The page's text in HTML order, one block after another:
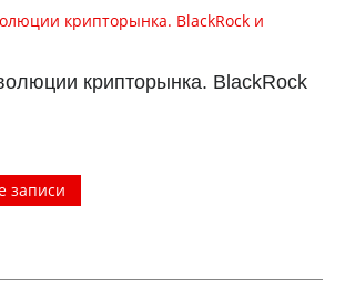
крипторынка. BlackRock
записи